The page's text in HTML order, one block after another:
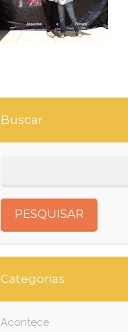
Buscar
Categorias
Acontece